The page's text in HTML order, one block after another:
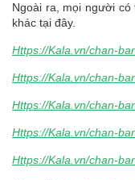
Ngoài ra, mọi người
khác tại đây.
Https://Kala.vn/chan-
Https://Kala.vn/chan-
Https://Kala.vn/chan-
Https://Kala.vn/chan-
Https://Kala.vn/chan-